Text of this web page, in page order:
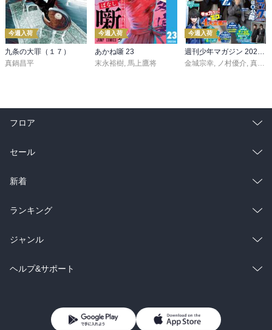
今週入荷
九条の大罪（１７）
真鍋昌平
今週入荷
あかね噺 23
末永裕樹, 馬上鷹将
今週入荷
週刊少年マガジン 2026年36・37号[2026年8月5日発売]
金城宗幸, ノ村優介, 真島ヒロ
フロア
総合
ラノベ
雑誌・グラビア
BL・TL
セール
総合
ラノベ
雑誌・グラビア
BL・TL
新着
総合
ラノベ
雑誌・グラビア
ランキング
総合
ラノベ
ジャンル
コミック
ライトノベル 男子向けラノベ
ヘルプ&サポート
よくあるご質問 お問い合わせ